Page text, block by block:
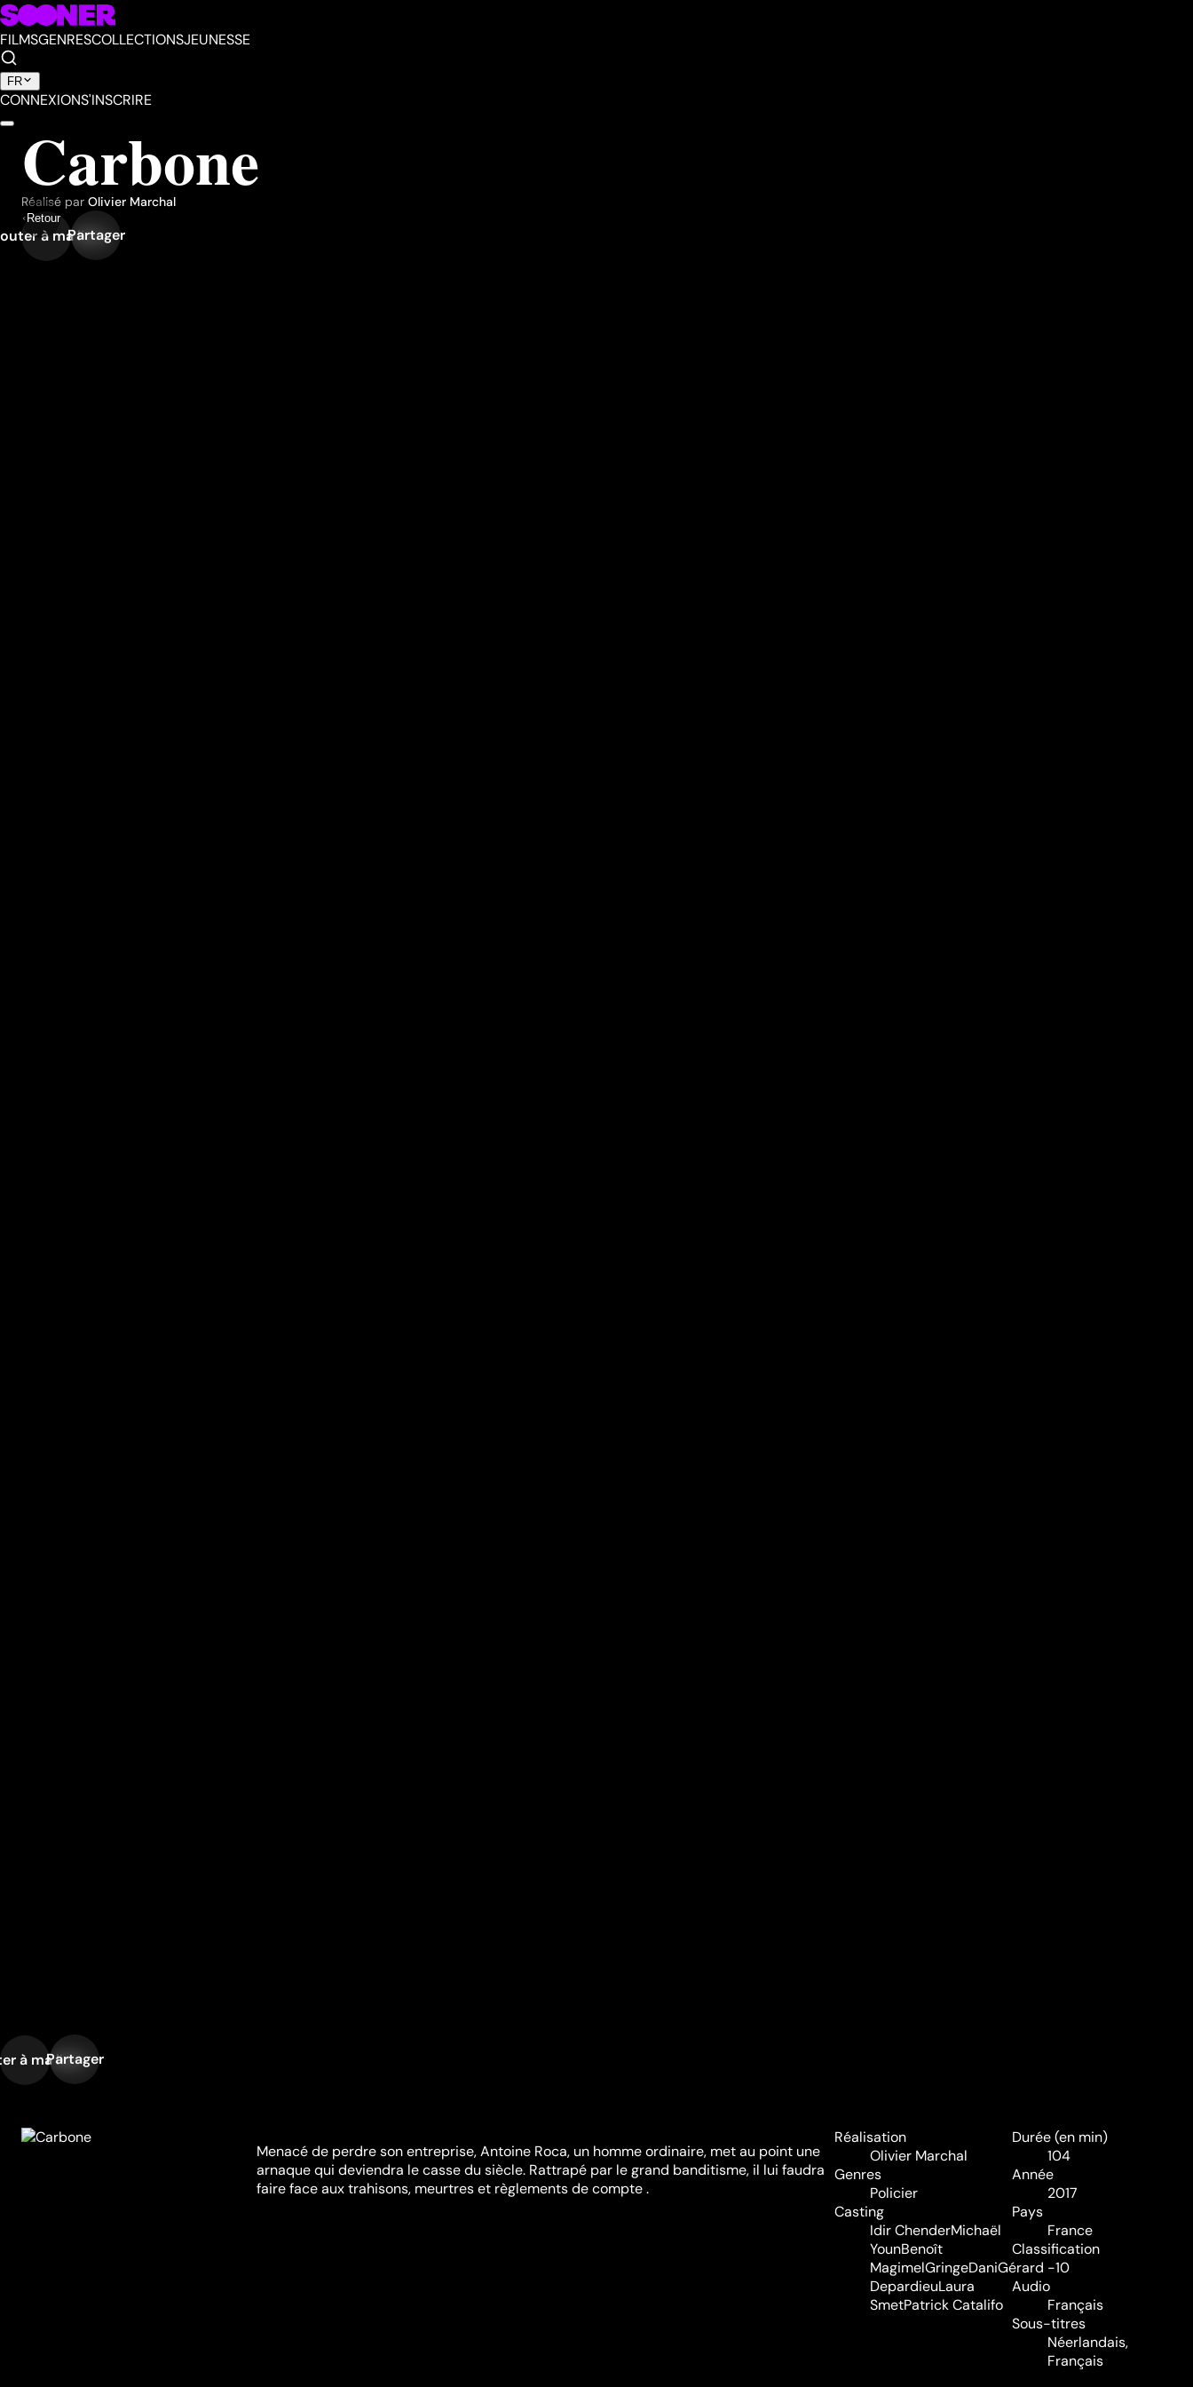
FILMSGENRESCOLLECTIONSJEUNESSE
FR
CONNEXIONS'INSCRIRE
Retour
Carbone
Réalisé par Olivier Marchal
à ma liste
Partager
à ma liste
Partager
Menacé de perdre son entreprise, Antoine Roca, un homme ordinaire, met au point une
arnaque qui deviendra le casse du siècle. Rattrapé par le grand banditisme, il lui faudra
faire face aux trahisons, meurtres et règlements de compte .
Réalisation
Olivier Marchal
Genres
Policier
Casting
Idir ChenderMichaël
YounBenoît
MagimelGringeDaniGérard
DepardieuLaura
SmetPatrick Catalifo
Durée (en min)
104
Année
2017
Pays
France
Classification
-10
Audio
Français
Sous-titres
Néerlandais,
Français